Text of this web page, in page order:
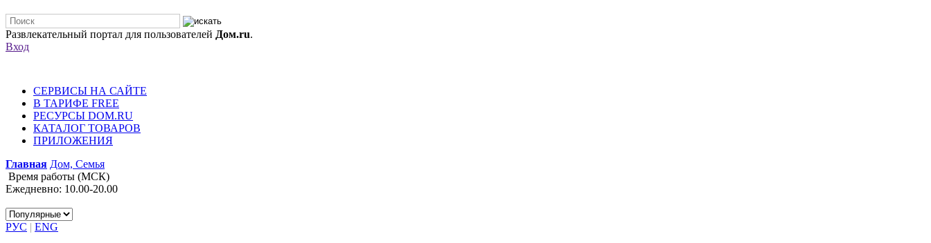
Развлекательный портал для пользователей Дом.ru.
Вход
СЕРВИСЫ НА САЙТЕ
В ТАРИФЕ FREE
РЕСУРСЫ DOM.RU
КАТАЛОГ ТОВАРОВ
ПРИЛОЖЕНИЯ
Главная Дом, Семья
Время работы (МСК)
Ежедневно: 10.00-20.00
РУС | ENG